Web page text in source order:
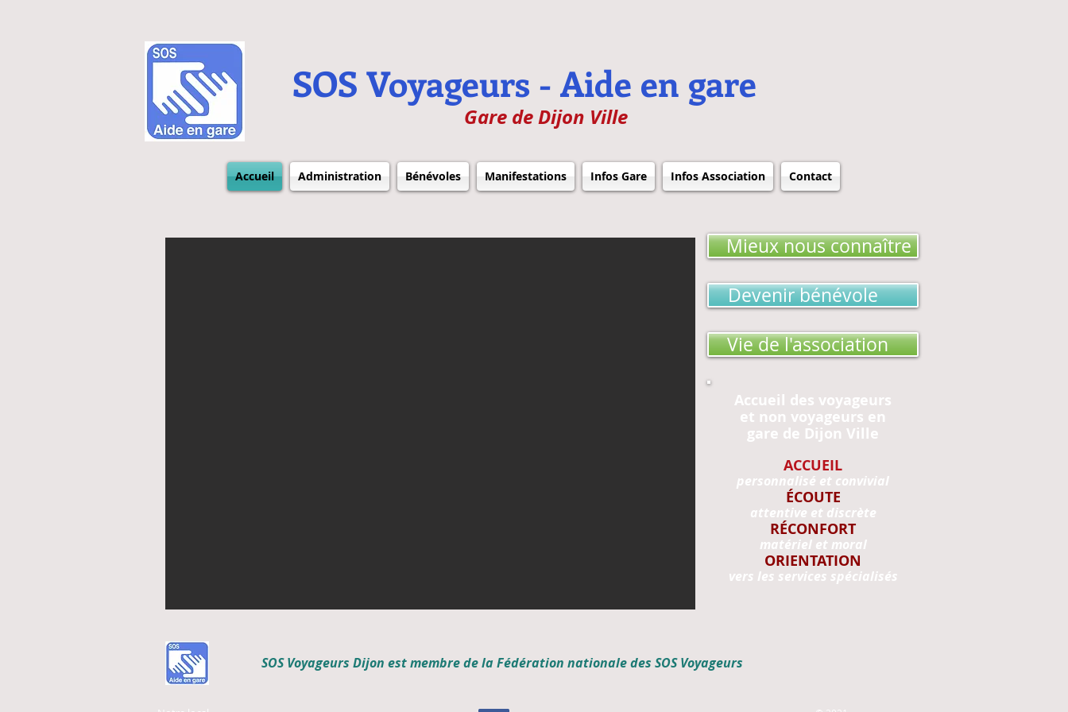
SOS Voyageurs - Aide en gare
Gare de Dijon Ville
Accueil Administration Bénévoles Manifestations Infos Gare Infos Association Contact
Mieux nous connaître
Devenir bénévole
Vie de l'association
Accueil des voyageurs
et non voyageurs en
gare de Dijon Ville
ACCUEIL
personnalisé et convivial
ÉCOUTE
attentive et discrète
RÉCONFORT
matériel et moral
ORIENTATION
vers les services spécialisés
SOS Voyageurs Dijon est membre de la Fédération nationale des SOS Voyageurs